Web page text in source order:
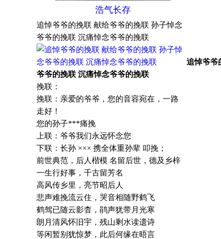
浩气长存
追悼爷爷的挽联 献给爷爷的挽联 孙子悼念
爷爷的挽联 沉痛悼念爷爷的挽联
追悼爷爷
爷爷的挽联 沉痛悼念爷爷的挽联
挽联：
挽联：亲爱的爷爷，您的音容宛在，一路
走好！
您的孙子***痛挽
上联：爷爷我们永远怀念您
下联：长孙 ××× 携全体重孙辈 叩挽；
前世典范，后人楷模 名留后世，德及乡梓
一生行好事，千古留芳名
高风传乡里，亮节昭后人
悲声难挽流云住，哭音相随野鹤飞
鹤驾已随云影杳，鹃声犹带月光寒
朗月清风怀旧宇，残山剩水读遗诗
等闲暂别犹惊梦，此后何缘在晤言